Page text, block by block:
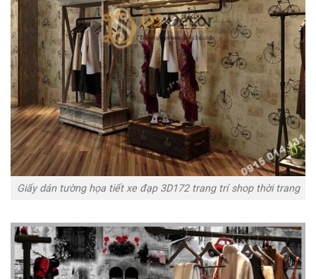
Giấy dán tường họa tiết xe đạp 3D172 trang trí shop thời trang